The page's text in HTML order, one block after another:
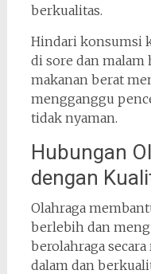
berkualitas.
Hindari konsumsi
di sore dan malam
makanan berat
mengganggu
tidak nyaman.
Hubungan
dengan
Olahraga
berlebih dan
berolahraga
dalam dan